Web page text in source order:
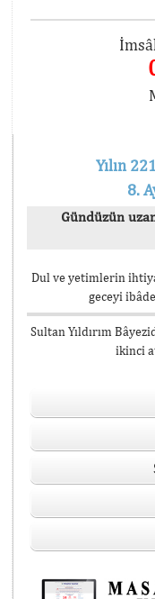
Yılın
8.
Gündüzün
Dul ve yetimlerin
geceyi
Sultan Yıldırım
ikinci